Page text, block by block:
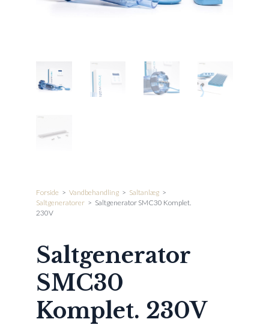
Forside > Vandbehandling > Saltanlæg >
Saltgeneratorer > Saltgenerator SMC30 Komplet.
230V
Saltgenerator
SMC30
Komplet. 230V